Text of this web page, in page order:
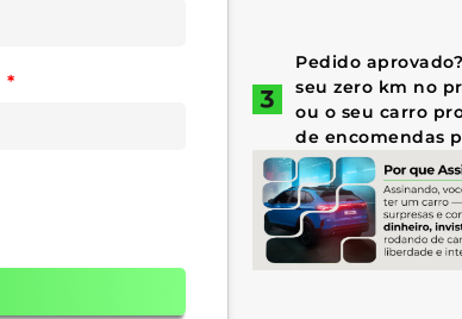
Pedido
seu zero km no
ou o seu carro
de encomendas